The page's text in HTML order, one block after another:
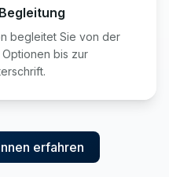
begleitet Sie von der
bis zur
erfahren